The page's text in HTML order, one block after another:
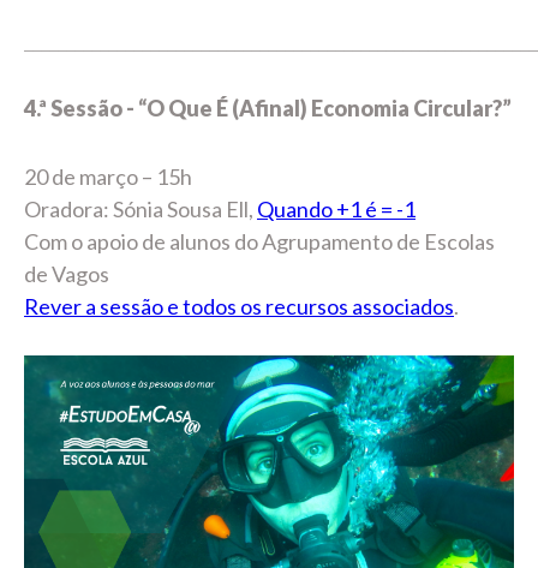
4.ª Sessão - “O Que É (Afinal) Economia Circular?”
20 de março – 15h
Oradora: Sónia Sousa Ell, Quando +1 é = -1
Com o apoio de alunos do Agrupamento de Escolas
de Vagos
Rever a sessão e todos os recursos associados.